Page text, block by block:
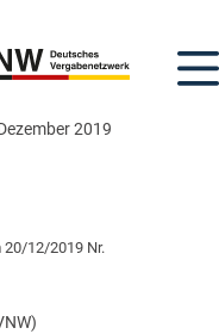
2019
12/2019 Nr.